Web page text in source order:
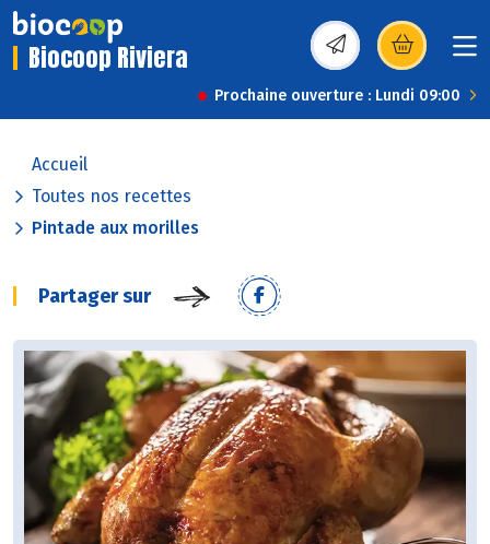
Biocoop Riviera (s’ouvre dans une
Prochaine ouverture : Lundi 09:00
Accueil
Toutes nos recettes
Pintade aux morilles
Partager sur